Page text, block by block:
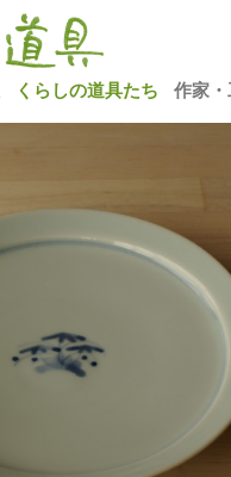
くらしの道具たち 作家